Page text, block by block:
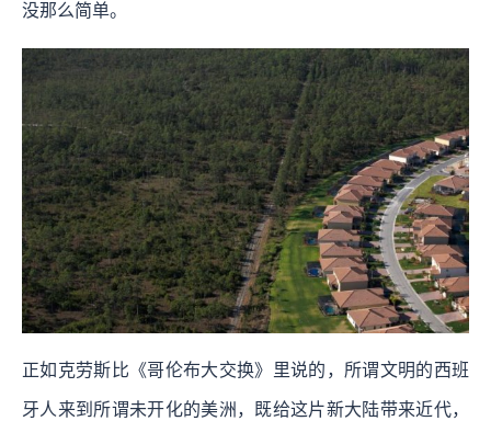
没那么简单。
正如克劳斯比《哥伦布大交换》里说的，所谓文明的西班
牙人来到所谓未开化的美洲，既给这片新大陆带来近代，